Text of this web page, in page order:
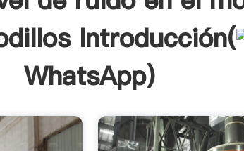
Introducción(
WhatsApp)